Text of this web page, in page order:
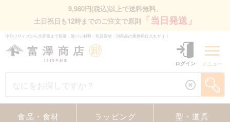
9,980円(税込)以上で送料無料、
土日祝日も12時までのご注文で原則「当日発送」
小分けサイズから大容量まで製菓・製パン材料・包装資材・消耗品の業務⽤仕⼊れサイト
ログイン メニュー
食品・食材 ラッピング 型・道具